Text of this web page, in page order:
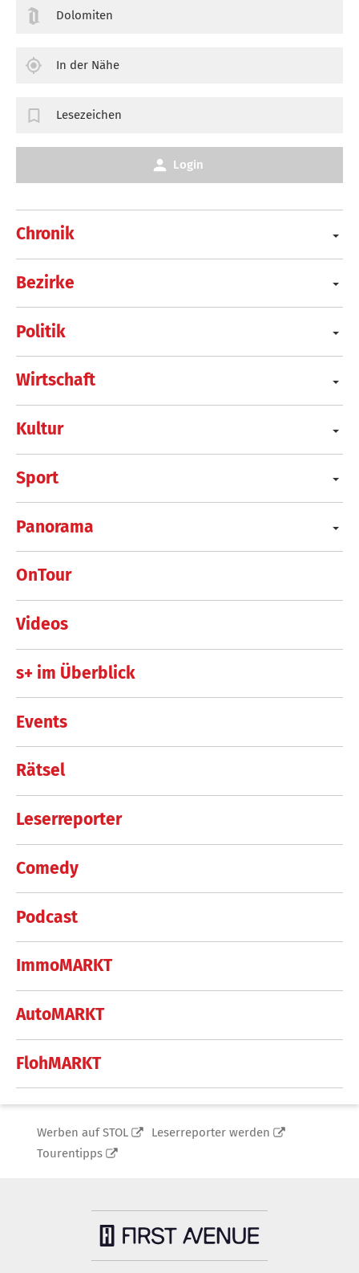
Chronik
Bezirke
Politik
Wirtschaft
Kultur
Sport
Panorama
OnTour
Videos
s+ im Überblick
Events
Rätsel
Leserreporter
Comedy
Podcast
ImmoMARKT
AutoMARKT
FlohMARKT
Dolomiten
In der Nähe
Lesezeichen
Login
Werben auf STOL
Leserreporter werden
Tourentipps